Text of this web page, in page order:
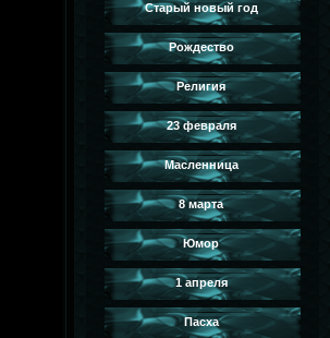
Старый новый год
Рождество
Религия
23 февраля
Масленница
8 марта
Юмор
1 апреля
Пасха